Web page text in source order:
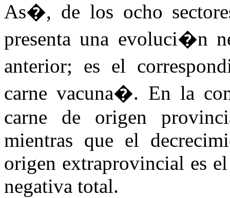
As�, de los ocho
presenta una evoluci�n
anterior; es el
carne vacuna�. En la
carne de origen
mientras que el
origen extraprovincial es
negativa total.